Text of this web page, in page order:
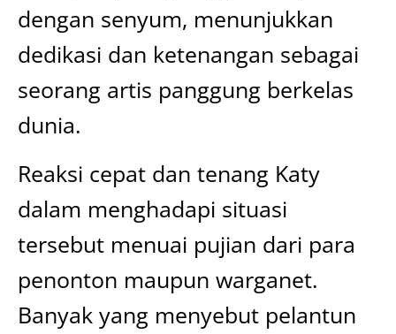
dengan senyum, menunjukkan
dedikasi dan ketenangan sebagai
seorang artis panggung berkelas
dunia.
Reaksi cepat dan tenang Katy
dalam menghadapi situasi
tersebut menuai pujian dari para
penonton maupun warganet.
Banyak yang menyebut pelantun